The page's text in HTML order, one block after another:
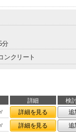
分
ンクリート
詳細
検
詳細を見る
追
詳細を見る 追